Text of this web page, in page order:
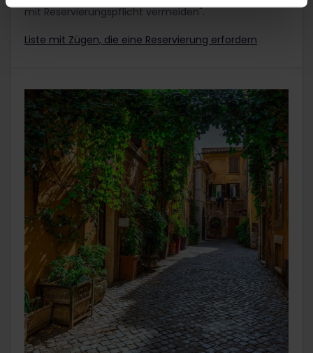
mit Reservierungspflicht vermeiden".
Liste mit Zügen, die eine Reservierung erfordern